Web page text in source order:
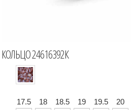
КОЛЬЦО 24616392К
17.5 18 18.5 19 19.5 20